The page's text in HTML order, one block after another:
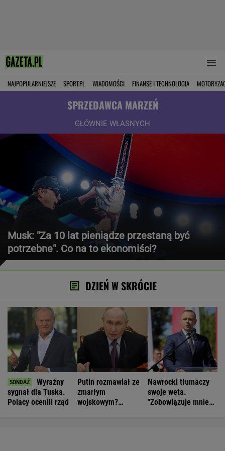
NAJPOPULARNIEJSZE SPORT.PL WIADOMOŚCI FINANSE I TECHNOLOGIA
SPRZEDAWCA MARZEŃ
GŁÓWNIE WŁASNYCH
Musk: "Za 10 lat pieniądze przestaną być
potrzebne". Co na to ekonomiści?
DZIEŃ W SKRÓCIE
Wyraźny
sygnał dla Tuska.
Polacy ocenili rząd
Putin rozmawiał ze
zmarłym
wojskowym?
Nawrocki tłumaczy
swoje weta.
"Zobowiązuje mnie